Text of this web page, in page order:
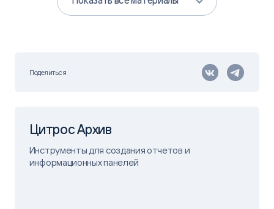
Поделиться
Цитрос Архив
Инструменты для создания отчетов и
информационных панелей